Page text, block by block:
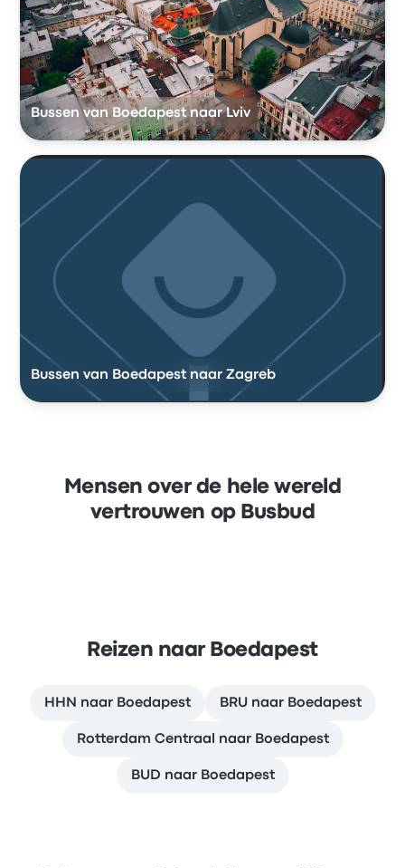
Bussen van Boedapest naar Lviv
Bussen van Boedapest naar Zagreb
Mensen over de hele wereld
vertrouwen op Busbud
Reizen naar Boedapest
HHN naar Boedapest BRU naar Boedapest
Rotterdam Centraal naar Boedapest
BUD naar Boedapest